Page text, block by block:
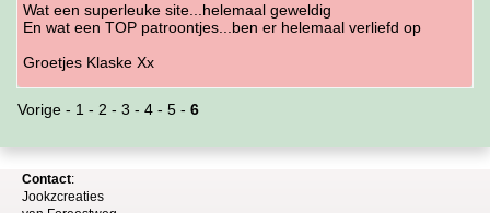
Wat een superleuke site...helemaal geweldig
En wat een TOP patroontjes...ben er helemaal verliefd op
Groetjes Klaske Xx
Vorige - 1 - 2 - 3 - 4 - 5 - 6
Contact:
Jookzcreaties